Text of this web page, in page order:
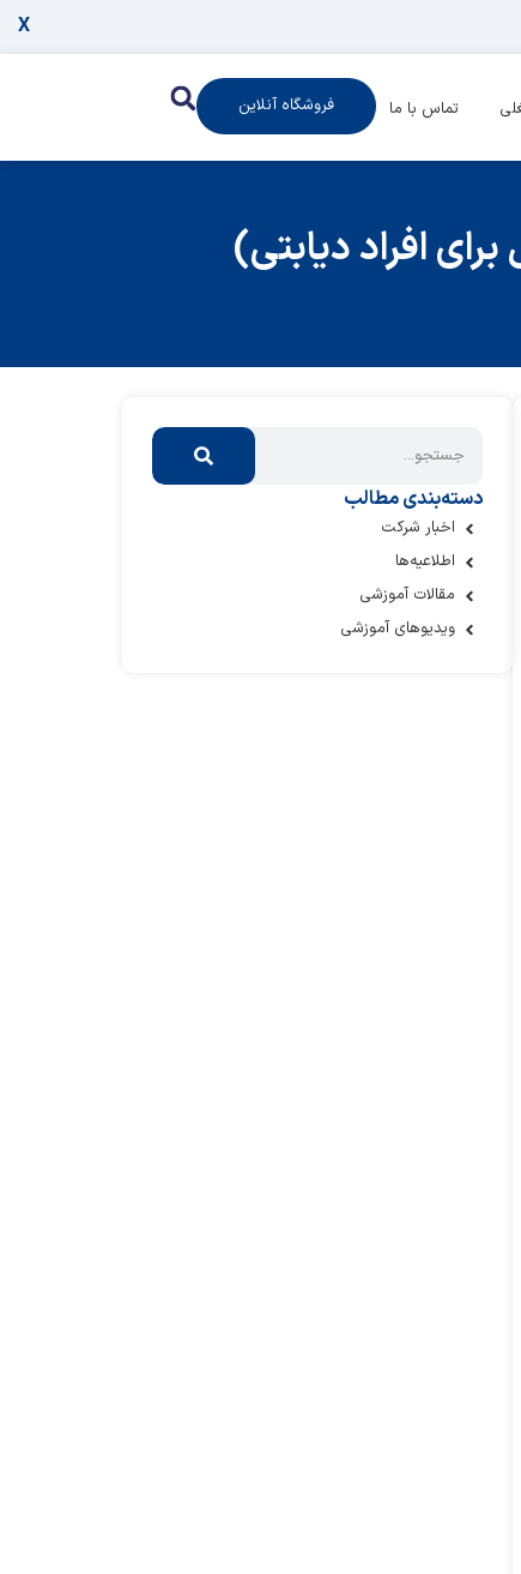
X
تماس با ما فروشگاه آنلاین
افراد دیابتی)
دسته‌بندی مطالب
اخبار شرکت
اطلاعیه‌ها
مقالات آموزشی
ویدیوهای آموزشی